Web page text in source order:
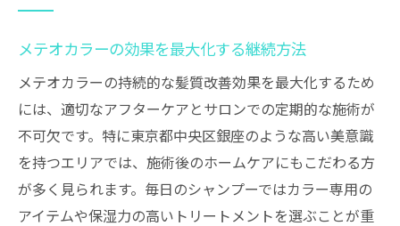
メテオカラーの効果を最大化する継続方法
メテオカラーの持続的な髪質改善効果を最大化するため
には、適切なアフターケアとサロンでの定期的な施術が
不可欠です。特に東京都中央区銀座のような高い美意識
を持つエリアでは、施術後のホームケアにもこだわる方
が多く見られます。毎日のシャンプーではカラー専用の
アイテムや保湿力の高いトリートメントを選ぶことが重